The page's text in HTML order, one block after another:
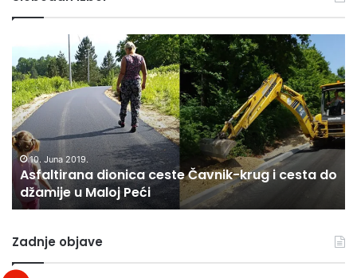
dionica
ceste
Čavnik-
krug
i
cesta
do
džamije
Maloj
10. Juna 2019.
Asfaltirana dionica ceste Čavnik-krug i cesta do
džamije u Maloj Peći
U
V.
Zadnje objave